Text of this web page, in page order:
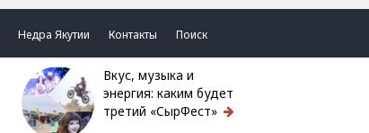
Недра Якутии Контакты Поиск
Вкус, музыка и
энергия: каким будет
третий «СырФест»